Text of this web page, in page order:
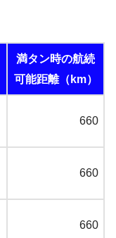
満タン時の航続
可能距離（km）
660
660
660